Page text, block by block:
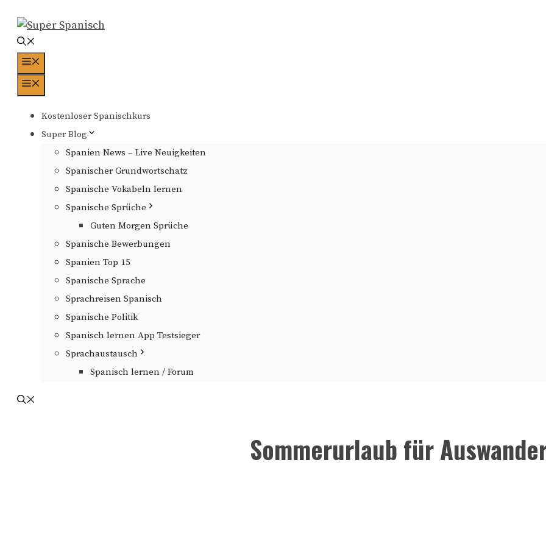
Inhalt
springen
Kostenloser Spanischkurs
Super Blog
Spanien News – Live Neuigkeiten
Spanischer Grundwortschatz
Spanische Vokabeln lernen
Spanische Sprüche
Guten Morgen Sprüche
Spanische Bewerbungen
Spanien Top 15
Spanische Sprache
Sprachreisen Spanisch
Spanische Politik
Spanisch lernen App Testsieger
Sprachaustausch
Spanisch lernen / Forum
Sommerurlaub für